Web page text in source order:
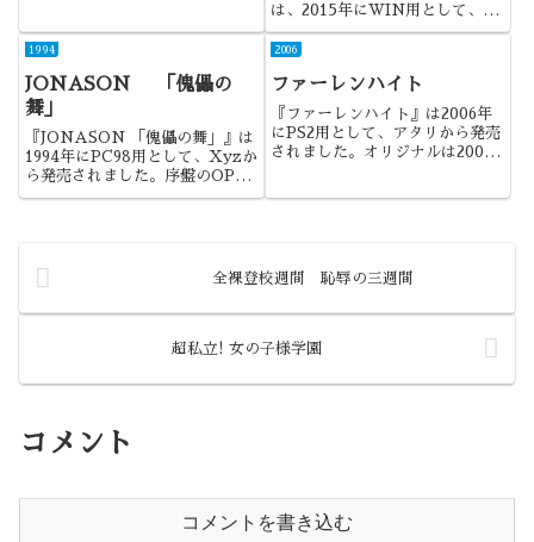
ウエストの看板作品の第3作目に
なります。
は、2015年にWIN用として、劇
しくも懐かしいような、そんな魅
1994
JONASON 「傀儡の
舞」
『JONASON 「傀儡の舞」』は
1994年にPC98用として、Xyzか
ら発売されました。序盤のOP後
2006
ファーレンハイト
『ファーレンハイト』は2006年
にPS2用として、アタリから発売
されました。オリジナルは2005
全裸登校週間 恥辱の三週間
超私立! 女の子様学園
コメント
コメントを書き込む